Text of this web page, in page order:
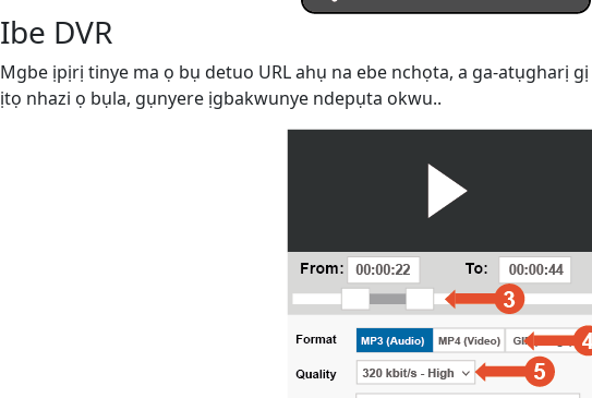
Ibe DVR
Mgbe ịpịrị tinye ma ọ bụ detuo URL ahụ na ebe nchọta, a ga-atụgharị
ịtọ nhazi ọ bụla, gụnyere ịgbakwunye ndepụta okwu..